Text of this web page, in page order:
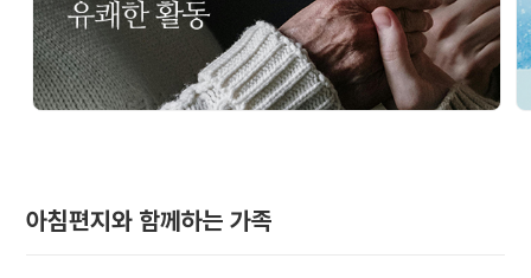
아침편지와 함께하는 가족